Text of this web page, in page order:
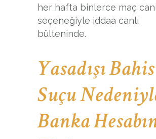
her hafta binlerce maç
seçeneğiyle iddaa canlı
bülteninde.
Yasadışı Bahis
Suçu
Banka